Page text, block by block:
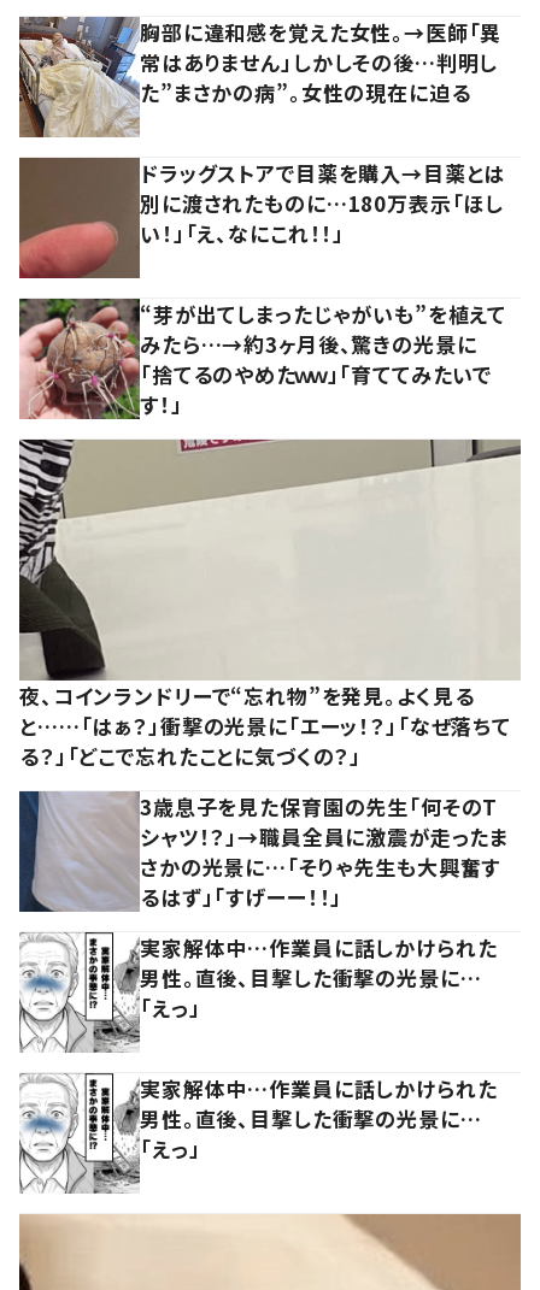
胸部に違和感を覚えた女性。→医師「異
常はありません」しかしその後…判明し
た”まさかの病”。女性の現在に迫る
ドラッグストアで目薬を購入→目薬とは
別に渡されたものに…180万表示「ほし
い！」「え、なにこれ！！」
“芽が出てしまったじゃがいも”を植えて
みたら…→約3ヶ月後、驚きの光景に
「捨てるのやめたｗｗ」「育ててみたいで
す！」
夜、コインランドリーで“忘れ物”を発見。よく見る
と……「はぁ？」衝撃の光景に「エーッ！？」「なぜ落ちて
る？」「どこで忘れたことに気づくの？」
3歳息子を見た保育園の先生「何そのT
シャツ！？」→職員全員に激震が走ったま
さかの光景に…「そりゃ先生も大興奮す
るはず」「すげーー！！」
実家解体中…作業員に話しかけられた
男性。直後、目撃した衝撃の光景に…
「えっ」
実家解体中…作業員に話しかけられた
男性。直後、目撃した衝撃の光景に…
「えっ」